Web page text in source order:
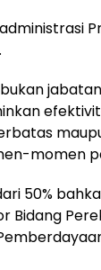
momen
50%
Bidang